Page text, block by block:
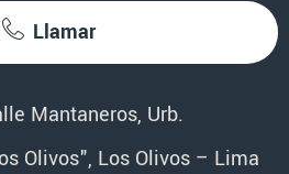
Llamar
Mantaneros, Urb.
Olivos", Los Olivos – Lima